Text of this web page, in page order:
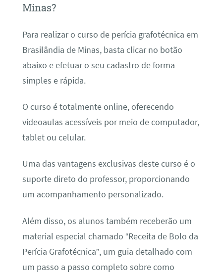
Minas?
Para realizar o curso de perícia grafotécnica em
Brasilândia de Minas, basta clicar no botão
abaixo e efetuar o seu cadastro de forma
simples e rápida.
O curso é totalmente online, oferecendo
videoaulas acessíveis por meio de computador,
tablet ou celular.
Uma das vantagens exclusivas deste curso é o
suporte direto do professor, proporcionando
um acompanhamento personalizado.
Além disso, os alunos também receberão um
material especial chamado “Receita de Bolo da
Perícia Grafotécnica”, um guia detalhado com
um passo a passo completo sobre como